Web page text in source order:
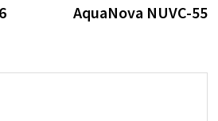
AquaNova NUVC-55